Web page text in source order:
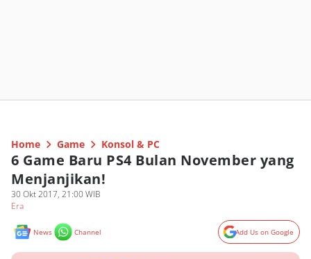
Home Game Konsol & PC
6 Game Baru PS4 Bulan November yang
Menjanjikan!
30 Okt 2017, 21:00 WIB
Era
News Channel Add Us on Google